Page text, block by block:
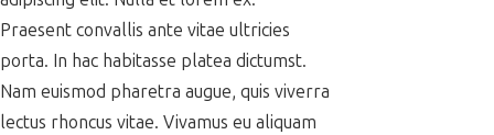
Praesent convallis ante vitae ultricies
porta. In hac habitasse platea dictumst.
Nam euismod pharetra augue, quis viverra
lectus rhoncus vitae. Vivamus eu aliquam